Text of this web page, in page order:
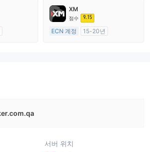
외환 거래 라이선스 (MM)
마스터 레이블 MT4
XM
점수 9.15
ECN 계정
15-20년
서버 위치